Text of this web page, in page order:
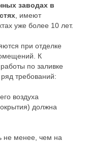
заводах в
, имеют
уже более 10 лет.
при отделке
К
по заливке
требований:
воздуха
должна
не менее, чем на